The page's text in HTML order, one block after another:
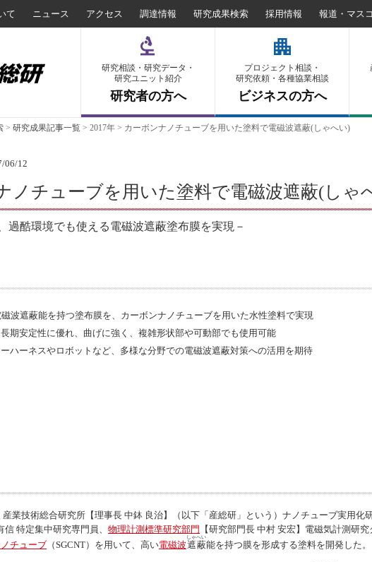
て ニュース アクセス 調達情報 研究成果検索 採用情報 報道・マス
研究相談・研究データ・
研究ユニット紹介
研究者の方へ
プロジェクト相談・
研究依頼・各種協業相談
ビジネスの方へ
> 研究成果記事一覧 > 2017年 > カーボンナノチューブを用いた塗料で電磁波遮蔽(しゃへい)
06/12
ノチューブを用いた塗料で電磁波遮蔽(しゃ
過酷環境でも使える電磁波遮蔽塗布膜を実現－
波遮蔽能を持つ塗布膜を、カーボンナノチューブを用いた水性塗料で実現
期安定性に優れ、曲げに強く、複雑形状部や可動部でも使用可能
ハーネスやロボットなど、多様な分野での電磁波遮蔽対策への活用を期待
業技術総合研究所【理事長 中鉢 良治】（以下「産総研」という）ナノチューブ実用化
特定集中研究専門員、 物理計測標準研究部門 【研究部門長 中村 安宏】電磁気計測研
チューブ （SGCNT）を用いて、高い電磁波遮蔽
しゃへい
能を持つ膜を形成する塗料を開発した。